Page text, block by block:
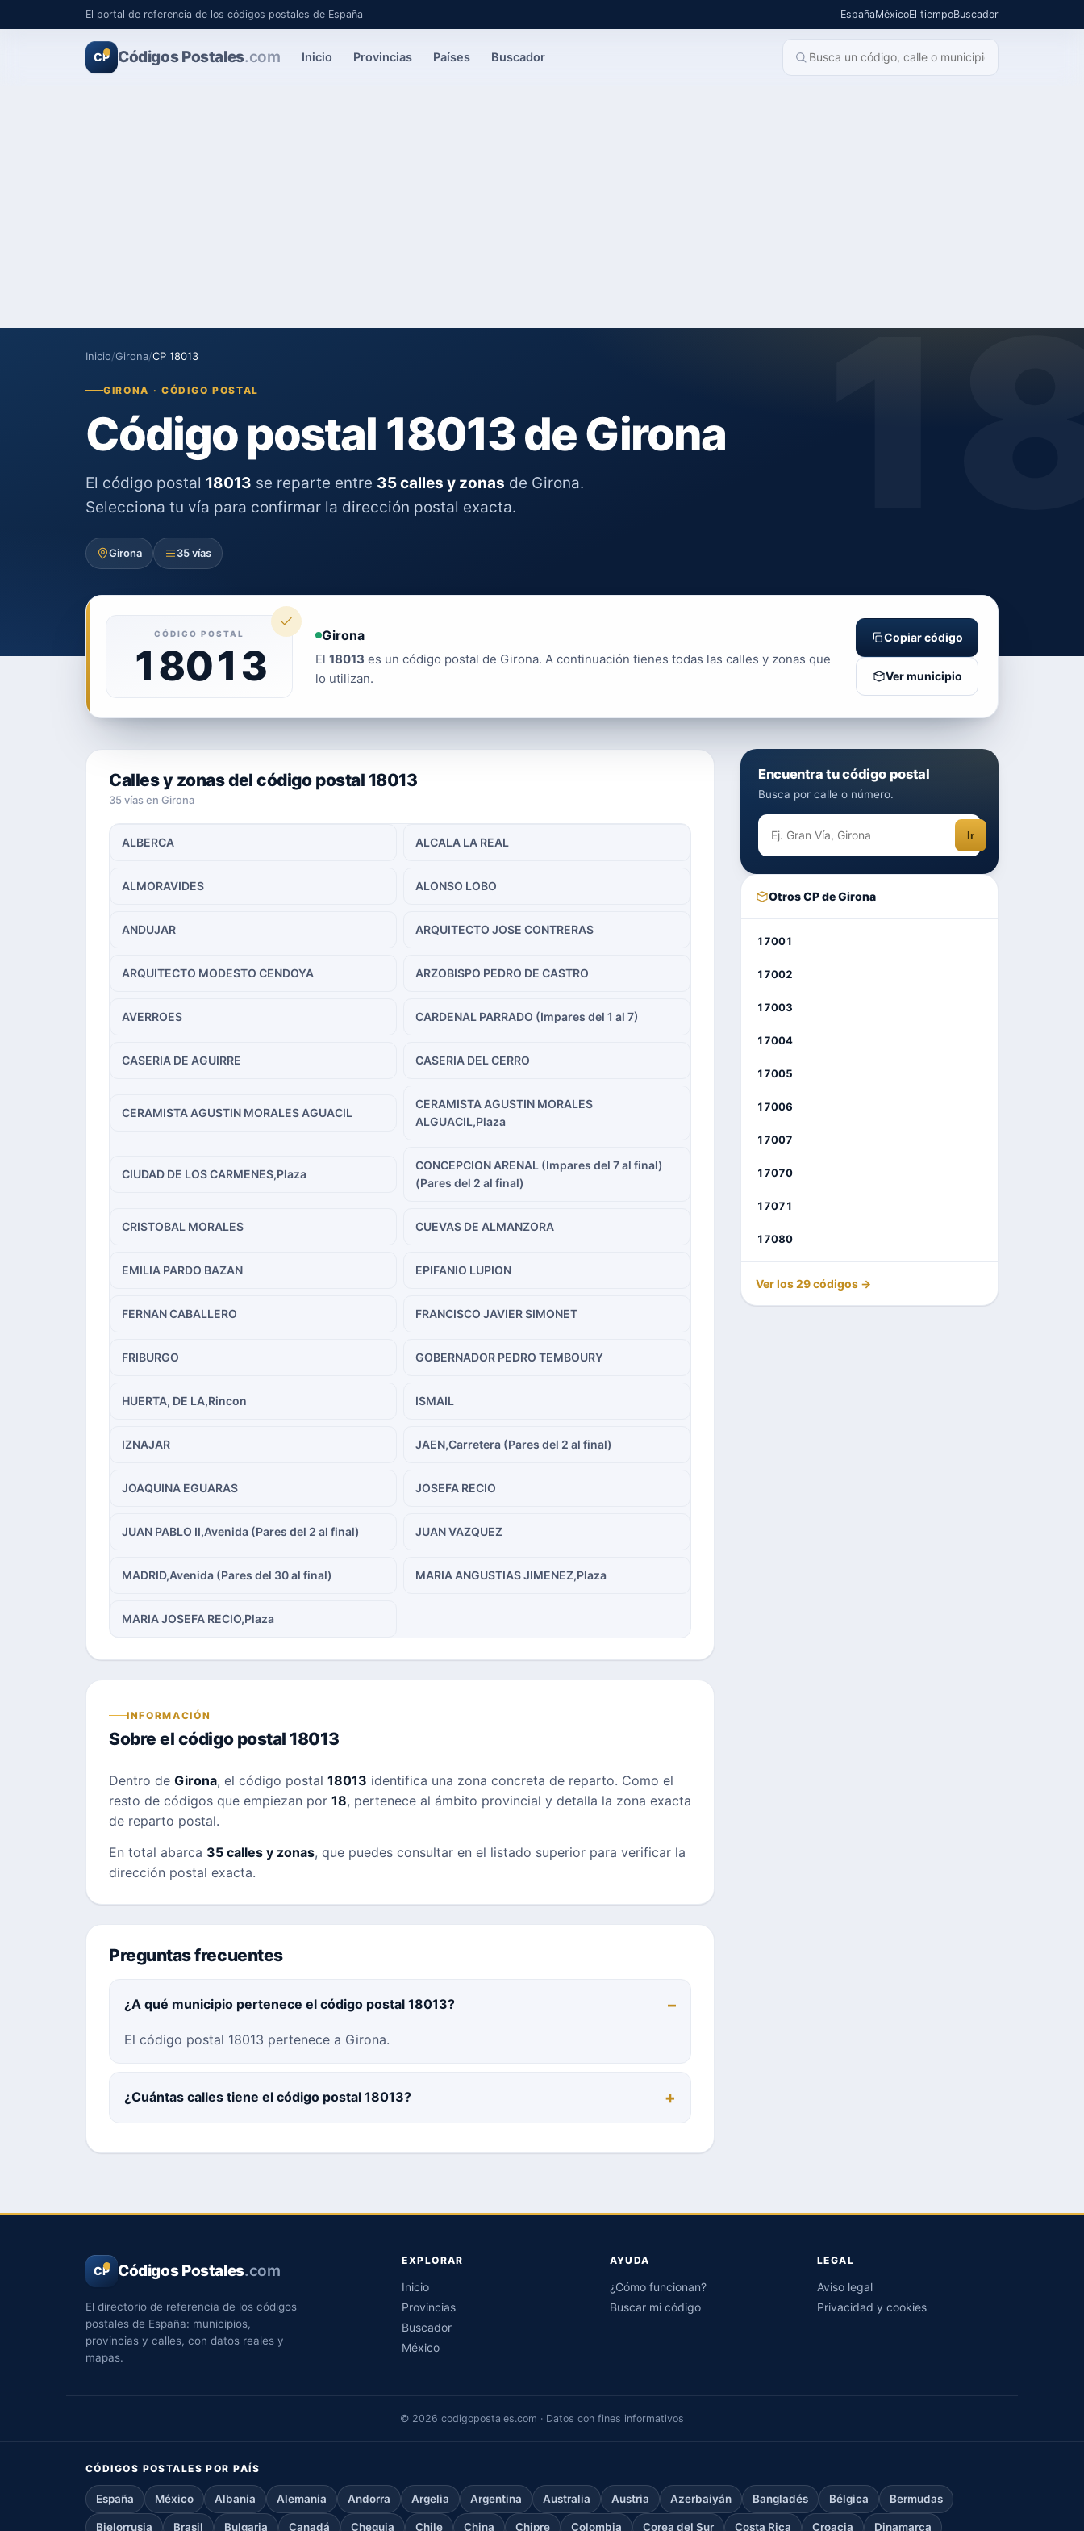
El portal de referencia de los códigos postales de España EspañaMéxicoEl tiempoBuscador
CP Códigos Postales.com Inicio Provincias Países Buscador
Inicio/Girona/CP 18013
GIRONA · CÓDIGO POSTAL
Código postal 18013 de Girona
El código postal 18013 se reparte entre 35 calles y zonas de Girona.
Selecciona tu vía para confirmar la dirección postal exacta.
Girona 35 vías
CÓDIGO POSTAL
18013
Girona
El 18013 es un código postal de Girona. A continuación tienes todas las calles y zonas que
lo utilizan.
Copiar código
Ver municipio
Calles y zonas del código postal 18013
35 vías en Girona
ALBERCA ALCALA LA REAL
ALMORAVIDES ALONSO LOBO
ANDUJAR ARQUITECTO JOSE CONTRERAS
ARQUITECTO MODESTO CENDOYA ARZOBISPO PEDRO DE CASTRO
AVERROES CARDENAL PARRADO (Impares del 1 al 7)
CASERIA DE AGUIRRE CASERIA DEL CERRO
CERAMISTA AGUSTIN MORALES AGUACIL
CERAMISTA AGUSTIN MORALES
ALGUACIL,Plaza
CIUDAD DE LOS CARMENES,Plaza
CONCEPCION ARENAL (Impares del 7 al final)
(Pares del 2 al final)
CRISTOBAL MORALES CUEVAS DE ALMANZORA
EMILIA PARDO BAZAN EPIFANIO LUPION
FERNAN CABALLERO FRANCISCO JAVIER SIMONET
FRIBURGO GOBERNADOR PEDRO TEMBOURY
HUERTA, DE LA,Rincon ISMAIL
IZNAJAR JAEN,Carretera (Pares del 2 al final)
JOAQUINA EGUARAS JOSEFA RECIO
JUAN PABLO II,Avenida (Pares del 2 al final) JUAN VAZQUEZ
MADRID,Avenida (Pares del 30 al final) MARIA ANGUSTIAS JIMENEZ,Plaza
MARIA JOSEFA RECIO,Plaza
INFORMACIÓN
Sobre el código postal 18013
Dentro de Girona, el código postal 18013 identifica una zona concreta de reparto. Como el
resto de códigos que empiezan por 18, pertenece al ámbito provincial y detalla la zona exacta
de reparto postal.
En total abarca 35 calles y zonas, que puedes consultar en el listado superior para verificar la
dirección postal exacta.
Preguntas frecuentes
¿A qué municipio pertenece el código postal 18013?
El código postal 18013 pertenece a Girona.
¿Cuántas calles tiene el código postal 18013?
Encuentra tu código postal
Busca por calle o número.
Ir
Otros CP de Girona
17001
17002
17003
17004
17005
17006
17007
17070
17071
17080
Ver los 29 códigos →
CP Códigos Postales.com
El directorio de referencia de los códigos
postales de España: municipios,
provincias y calles, con datos reales y
mapas.
EXPLORAR
Inicio
Provincias
Buscador
México
AYUDA
¿Cómo funcionan?
Buscar mi código
LEGAL
Aviso legal
Privacidad y cookies
© 2026 codigopostales.com · Datos con fines informativos
CÓDIGOS POSTALES POR PAÍS
España México Albania Alemania Andorra Argelia Argentina Australia Austria Azerbaiyán Bangladés Bélgica Bermudas
Bielorrusia Brasil Bulgaria Canadá Chequia Chile China Chipre Colombia Corea del Sur Costa Rica Croacia Dinamarca